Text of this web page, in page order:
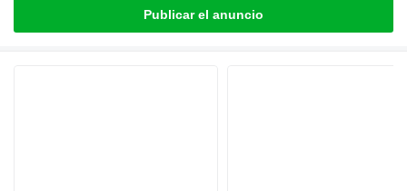
Publicar el anuncio